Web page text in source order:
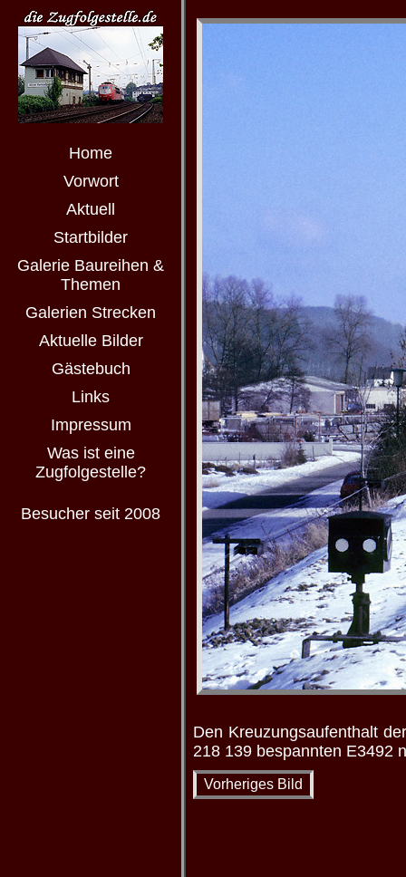
Home
Vorwort
Aktuell
Startbilder
Galerie Baureihen &
Themen
Galerien Strecken
Aktuelle Bilder
Gästebuch
Links
Impressum
Was ist eine
Zugfolgestelle?
Besucher seit 2008
Den Kreuzungsaufenthalt
218 139 bespannten E3492
Vorheriges Bild